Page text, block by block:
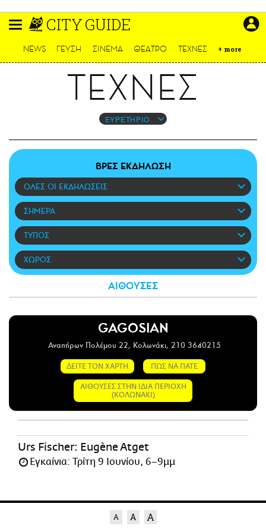
περιεχόμενο
CITY GUIDE
LIFO SHOP
NEWSLETTER
ΜΙΚΡΟΠΡΑΓΜΑΤΑ
THE GOOD LIFO
LIFOLAND
CITY GUIDE
ΕΙΔΗΣΕΙΣ
CULTURE
ΑΠΟΨΕΙΣ
ΤΡΟΠΟΣ ΖΩΗΣ
NEWS ΓΕΥΣΗ ΣΙΝΕΜΑ ΘΕΑΤΡΟ ΤΕΧΝΕΣ + more
ΤΕΧΝΕΣ
ΕΥΡΕΤΗΡΙΟ
ΒΡΕΣ ΕΚΔΗΛΩΣΗ
ΟΛΕΣ ΟΙ ΕΚΔΗΛΩΣΕΙΣ
ΣΗΜΕΡΑ
ΤΥΠΟΣ
ΧΩΡΟΣ
ΑΙΘΟΥΣΕΣ
GAGOSIAN
Αναπήρων Πολέμου 22, Κολωνάκι, 210 3640215
ΔΕΙΤΕ ΤΟΝ ΧΑΡΤΗ ΠΩΣ ΝΑ ΠΑΤΕ
ΑΙΘΟΥΣΕΣ ΣΤΗΝ ΙΔΙΑ ΠΕΡΙΟΧΗ
(ΚΟΛΩΝΑΚΙ)
Urs Fischer: Eugène Atget
Εγκαίνια: Τρίτη 9 Ιουνίου, 6–9μμ